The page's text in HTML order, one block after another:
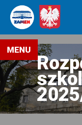
MENU
Menu
Aktualności
Rekrutacja
-
Terminarz